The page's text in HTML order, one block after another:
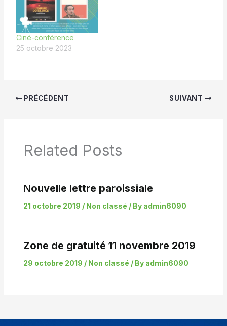
Ciné-conférence
25 octobre 2023
PRÉCÉDENT SUIVANT
Related Posts
Nouvelle lettre paroissiale
21 octobre 2019 / Non classé / By admin6090
Zone de gratuité 11 novembre 2019
29 octobre 2019 / Non classé / By admin6090